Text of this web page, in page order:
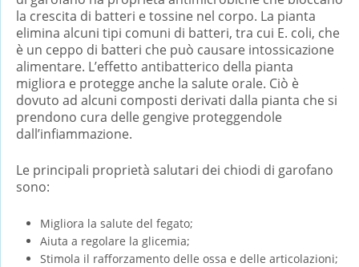
la crescita di batteri e tossine nel corpo. La pianta
elimina alcuni tipi comuni di batteri, tra cui E. coli, che
è un ceppo di batteri che può causare intossicazione
alimentare. L’effetto antibatterico della pianta
migliora e protegge anche la salute orale. Ciò è
dovuto ad alcuni composti derivati ​​dalla pianta che si
prendono cura delle gengive proteggendole
dall’infiammazione.
Le principali proprietà salutari dei chiodi di garofano
sono:
Migliora la salute del fegato;
Aiuta a regolare la glicemia;
Stimola il rafforzamento delle ossa e delle articolazioni;